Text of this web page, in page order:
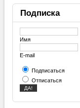
Подписка
Имя
E-mail
Подписаться
Отписаться